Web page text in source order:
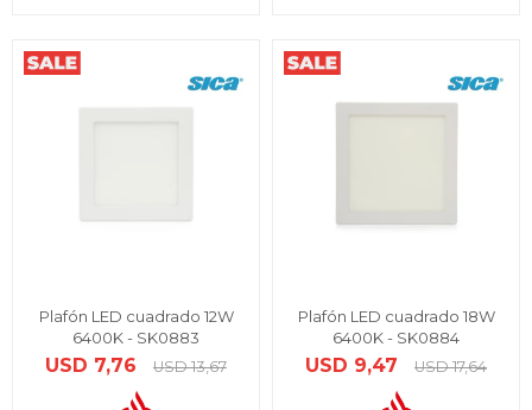
Plafón LED cuadrado 12W
6400K - SK0883
USD 7,76 USD 13,67
Plafón LED cuadrado 18W
6400K - SK0884
USD 9,47 USD 17,64